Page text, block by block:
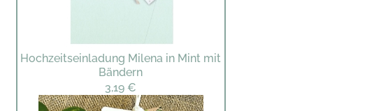
Hochzeitseinladung Milena in Mint mit
Bändern
3,19 €